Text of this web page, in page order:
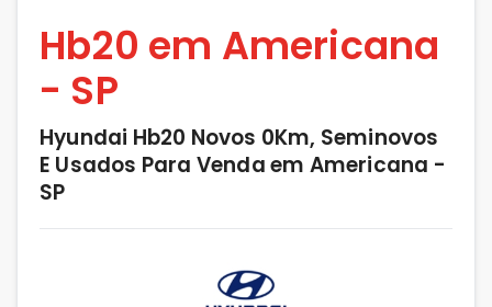
Hb20 em Americana
- SP
Hyundai Hb20 Novos 0Km, Seminovos
E Usados Para Venda em Americana -
SP